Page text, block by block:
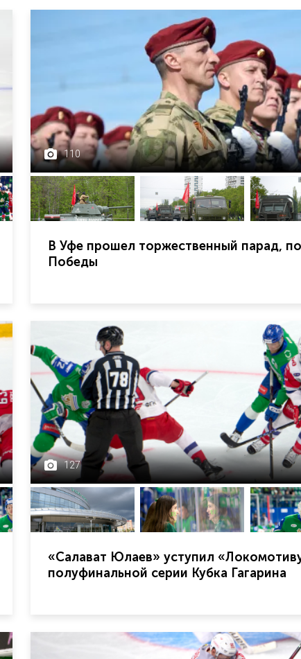
110
В Уфе прошел торжественный парад,
Победы
127
«Салават Юлаев» уступил
полуфинальной серии Кубка Гагарина